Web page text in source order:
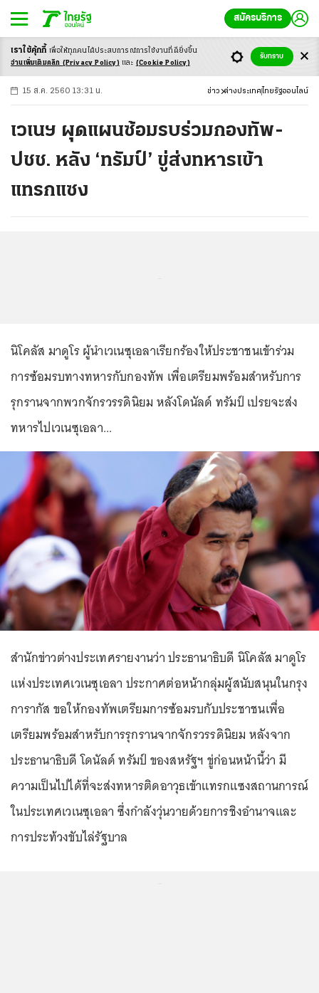
สมัครบริการ
-ก ก ก+
15 ส.ค. 2560 13:31 น. ข่าว ต่างประเทศ ไทยรัฐออนไลน์
เวเนฯ ผุดแผนซ้อมรบร่วมกองทัพ-
ปชช. หลัง ‘ทรัมป์’ ขู่ส่งทหารเข้า
แทรกแซง
นิโคลัส มาดูโร ผู้นำเวเนซุเอลาเรียกร้องให้ประชาชนเข้าร่วม
การซ้อมรบทางทหารกับกองทัพ เพื่อเตรียมพร้อมสำหรับการ
รุกรานจากพวกจักรวรรดินิยม หลังโดนัลด์ ทรัมป์ เปรยจะส่ง
ทหารไปเวเนซุเอลา...
สำนักข่าวต่างประเทศรายงานว่า ประธานาธิบดี นิโคลัส มาดูโร
แห่งประเทศเวเนซุเอลา ประกาศต่อหน้ากลุ่มผู้สนับสนุนในกรุง
การากัส ขอให้กองทัพเตรียมการซ้อมรบกับประชาชนเพื่อ
เตรียมพร้อมสำหรับการรุกรานจากจักรวรรดินิยม หลังจาก
ประธานาธิบดี โดนัลด์ ทรัมป์ ของสหรัฐฯ ขู่ก่อนหน้านี้ว่า มี
ความเป็นไปได้ที่จะส่งทหารติดอาวุธเข้าแทรกแซงสถานการณ์
ในประเทศเวเนซุเอลา ซึ่งกำลังวุ่นวายด้วยการชิงอำนาจและ
การประท้วงขับไล่รัฐบาล
เราใช้คุ้กกี้ เพื่อให้ทุกคนได้ประสบการณ์การใช้งานที่ดียิ่งขึ้น
อ่านเพิ่มเติมคลิก (Privacy Policy) และ (Cookie Policy)
รับทราบ